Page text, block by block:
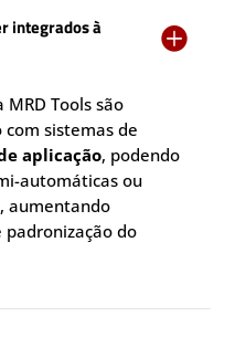
integrados à

Tools são
sistemas de
aplicação, podendo
automáticas ou
aumentando
padronização do